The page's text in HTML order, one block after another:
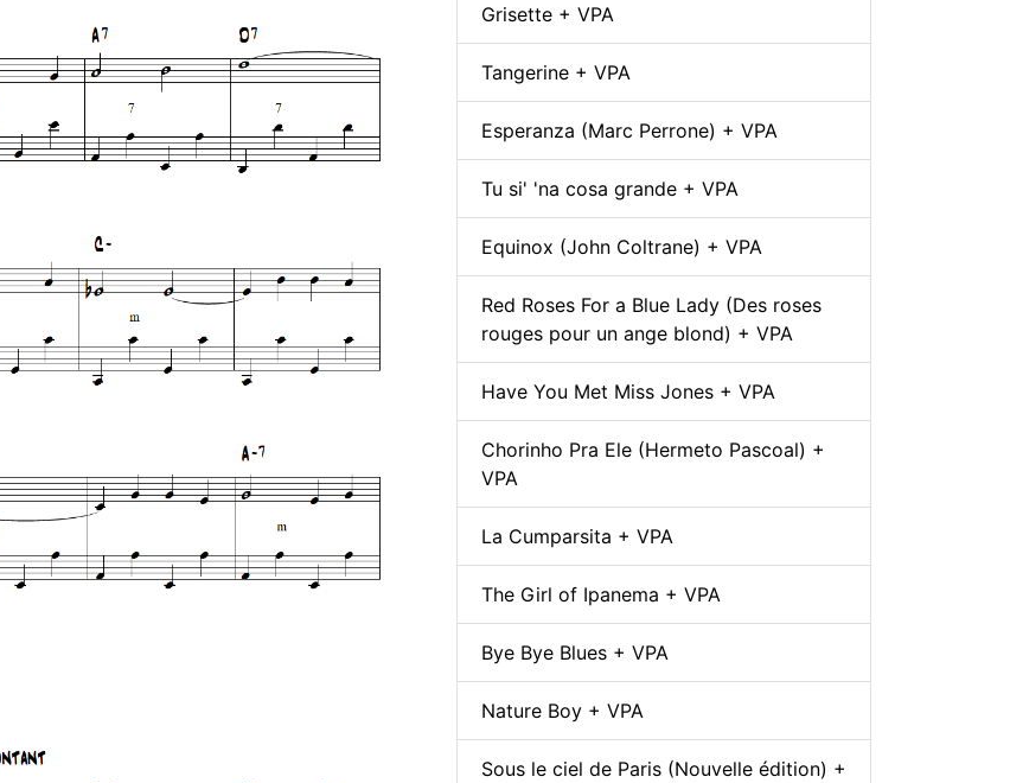
Grisette + VPA
Tangerine + VPA
Esperanza (Marc Perrone) + VPA
Tu si' 'na cosa grande + VPA
Equinox (John Coltrane) + VPA
Red Roses For a Blue Lady (Des roses
rouges pour un ange blond) + VPA
Have You Met Miss Jones + VPA
Chorinho Pra Ele (Hermeto Pascoal) +
VPA
La Cumparsita + VPA
The Girl of Ipanema + VPA
Bye Bye Blues + VPA
Nature Boy + VPA
Sous le ciel de Paris (Nouvelle édition) +